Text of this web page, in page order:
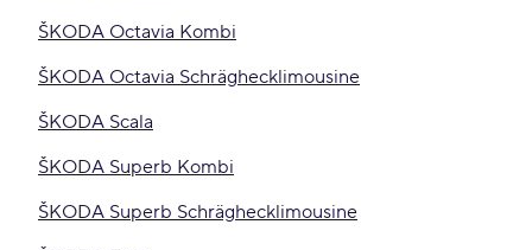
ŠKODA Octavia Kombi
ŠKODA Octavia Schräghecklimousine
ŠKODA Scala
ŠKODA Superb Kombi
ŠKODA Superb Schräghecklimousine